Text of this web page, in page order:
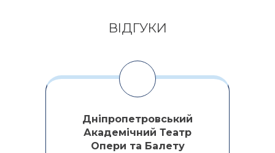
ВІДГУКИ
Дніпропетровський
Академічний Театр
Опери та Балету